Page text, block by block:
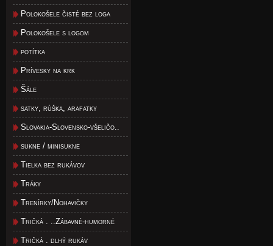
Polokošele čisté bez loga
Polokošele s logom
potítka
Prívesky na krk
Šále
satky, rúška, arafatky
Slovakia-Slovensko-všeličo..
sukne / minisukne
Tielka bez rukávov
Tráky
Trenírky/Nohavičky
Tričká . ..Zábavné-humorné
Tričká . dlhý rukáv